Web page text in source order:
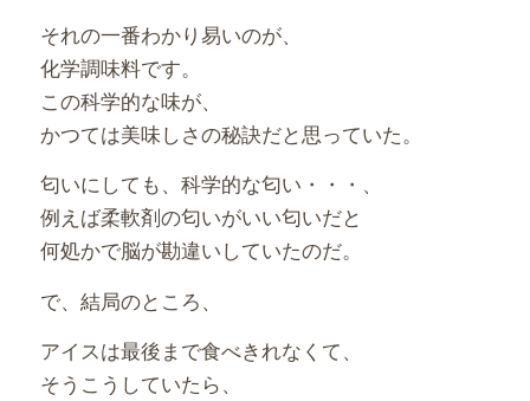
それの一番わかり易いのが、
化学調味料です。
この科学的な味が、
かつては美味しさの秘訣だと思っていた。
匂いにしても、科学的な匂い・・・、
例えば柔軟剤の匂いがいい匂いだと
何処かで脳が勘違いしていたのだ。
で、結局のところ、
アイスは最後まで食べきれなくて、
そうこうしていたら、